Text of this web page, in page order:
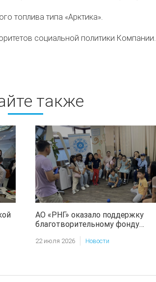
топлива типа «Арктика».
социальной политики Компании.
также
АО «РНГ» оказало поддержку
благотворительному фонду
22 июля 2026 Новости